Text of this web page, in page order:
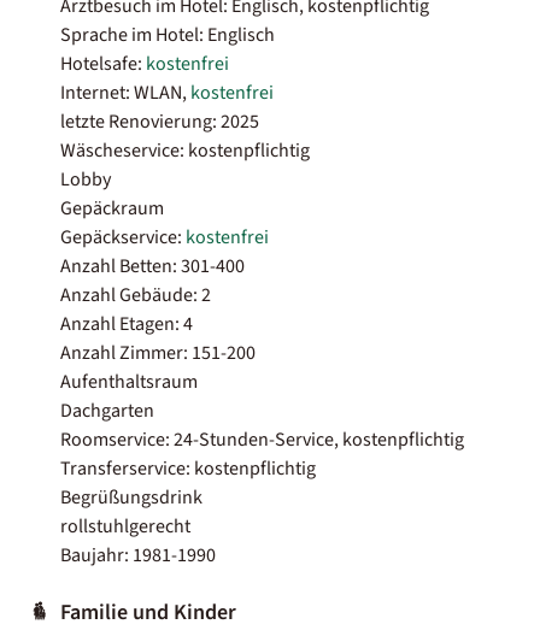
Arztbesuch im Hotel: Englisch, kostenpflichtig
Sprache im Hotel: Englisch
Hotelsafe: kostenfrei
Internet: WLAN,kostenfrei
letzte Renovierung: 2025
Wäscheservice: kostenpflichtig
Lobby
Gepäckraum
Gepäckservice: kostenfrei
Anzahl Betten: 301-400
Anzahl Gebäude: 2
Anzahl Etagen: 4
Anzahl Zimmer: 151-200
Aufenthaltsraum
Dachgarten
Roomservice: 24-Stunden-Service, kostenpflichtig
Transferservice: kostenpflichtig
Begrüßungsdrink
rollstuhlgerecht
Baujahr: 1981-1990
Familie und Kinder